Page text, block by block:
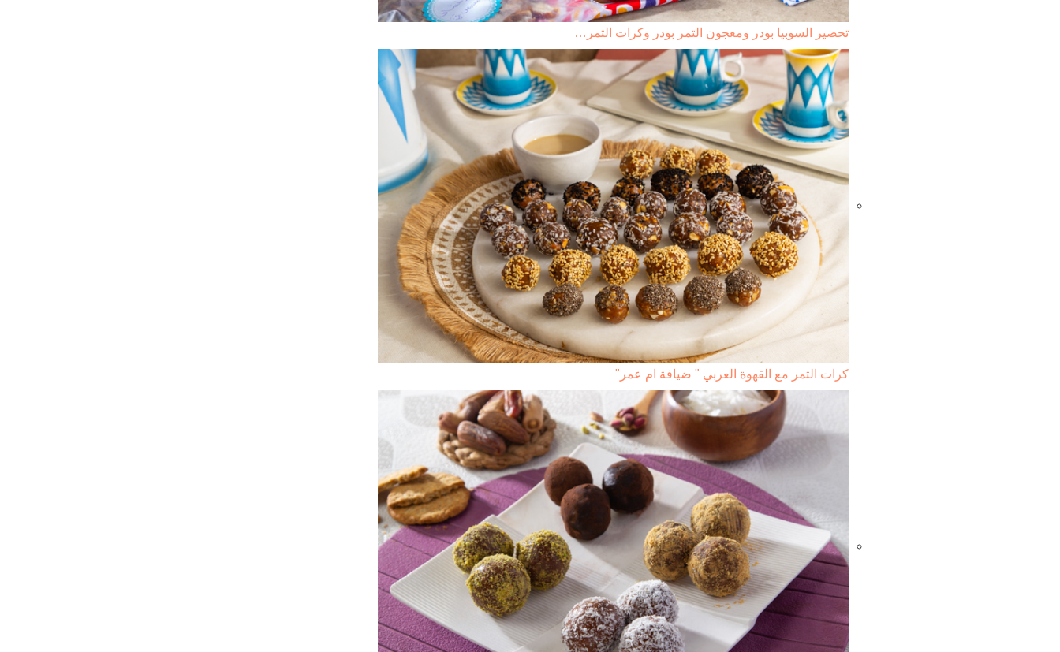
تحضير السوبيا بودر ومعجون التمر بودر وكرات التمر…
كرات التمر مع القهوة العربي " ضيافة ام عمر"